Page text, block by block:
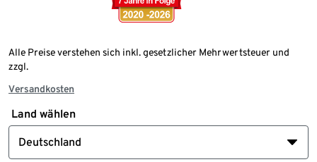
Alle Preise verstehen sich inkl. gesetzlicher Mehrwertsteuer und
zzgl.
Versandkosten
Land wählen
Deutschland